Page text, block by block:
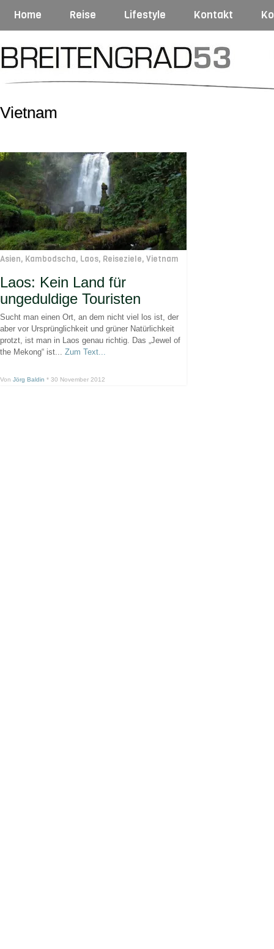
Home Reise Lifestyle Kontakt
Vietnam
Asien, Kambodscha, Laos, Reiseziele, Vietnam
Laos: Kein Land für
ungeduldige Touristen
Sucht man einen Ort, an dem nicht viel los ist, der
aber vor Ursprünglichkeit und grüner Natürlichkeit
protzt, ist man in Laos genau richtig. Das „Jewel of
the Mekong“ ist... Zum Text...
Von Jörg Baldin * 30 November 2012